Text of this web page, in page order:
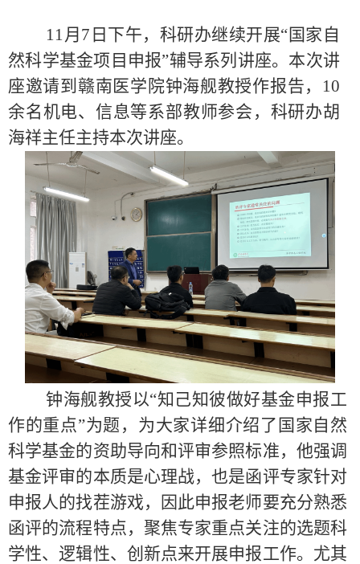
11 月 7 日下午，科研办继续开展“国家自
然科学基金项目申报”辅导系列讲座。本次讲
座邀请到赣南医学院钟海舰教授作报告， 10
余名机电、信息等系部教师参会，科研办胡
海祥主任主持本次讲座。
钟海舰教授以“知己知彼做好基金申报工
作的重点”为题，为大家详细介绍了国家自然
科学基金的资助导向和评审参照标准，他强调
基金评审的本质是心理战，也是函评专家针对
申报人的找茬游戏，因此申报老师要充分熟悉
函评的流程特点，聚焦专家重点关注的选题科
学性、逻辑性、创新点来开展申报工作。尤其